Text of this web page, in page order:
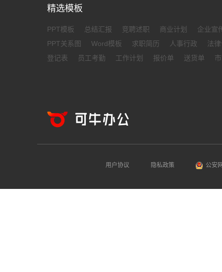
精选模板
PPT模板 总结汇报 竞聘述职 商业计划
企业宣
PPT关系图
Word模板 求职简历 人事行政
法
登记表
员工考勤 工作计划 报价单 送货单
用户协议 隐私政策 公安